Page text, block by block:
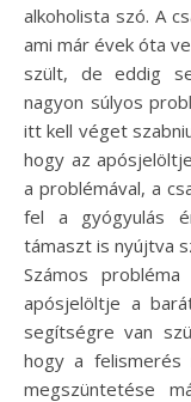
alkoholista szó. A
ami már évek óta
szült, de eddig
nagyon súlyos
itt kell véget
hogy az
a problémával, a
fel a gyógyulás
támaszt is nyújtva
Számos
apósjelöltje a
segítségre van
hogy a felismerés
megszüntetése